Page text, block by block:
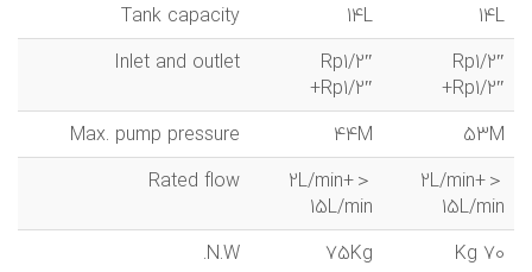
14L
14L
Tank capacity
Rp1/2″
+Rp1/2″
Rp1/2″
+Rp1/2″
Inlet and outlet
53M
44M
Max. pump pressure
2L/min+＞
15L/min
2L/min+＞
15L/min
Rated flow
70 Kg
75Kg
N.W.